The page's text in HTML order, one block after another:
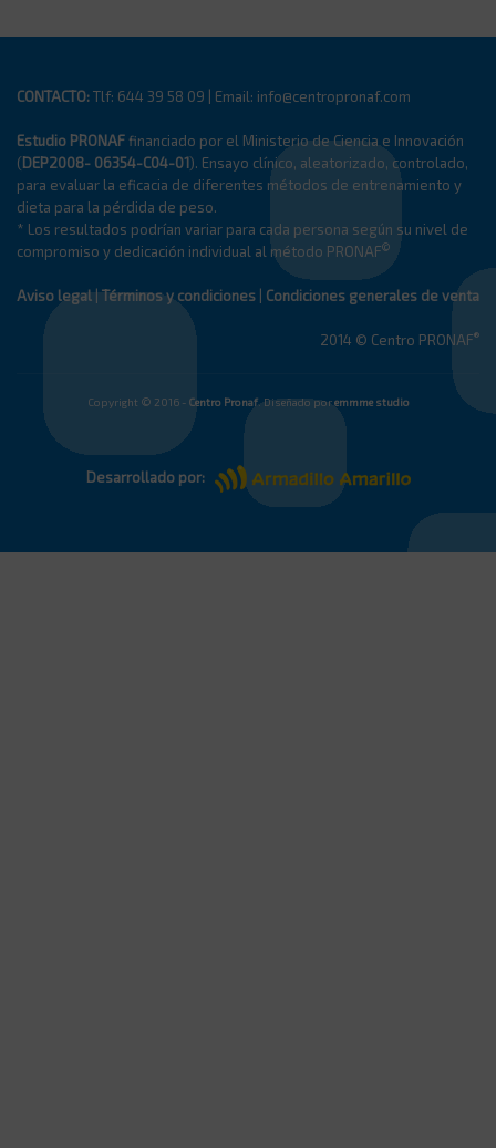
CONTACTO:Tlf: 644 39 58 09 | Email: info@centropronaf.com
Estudio PRONAFfinanciado por el Ministerio de Ciencia e Innovación
(DEP2008- 06354-C04-01). Ensayo clínico, aleatorizado, controlado,
para evaluar la eficacia de diferentes métodos de entrenamiento y
dieta para la pérdida de peso.
* Los resultados podrían variar para cada persona según su nivel de
compromiso y dedicación individual al método PRONAF©
Aviso legal Términos y condiciones Condiciones generales de venta
2014 © Centro PRONAF®
Copyright © 2016 - Centro Pronaf. Diseñado poremmme studio
Desarrollado por: